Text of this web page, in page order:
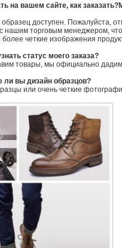
на вашем сайте, как
доступен. Пожалуйста,
нашим торговым менеджером,
четкие изображения
статус моего заказа?
товары, мы официально
ли вы дизайн образцов?
или очень четкие